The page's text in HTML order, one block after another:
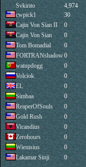
Svkirito
4,974
cwpick1
30
Cajin Von Sian II
0
Cajin Von Sian
0
Tom Bomadial
0
FORTRANshadow0
watupdogg
0
Volciok
0
EL
0
Simbaa
0
ReaperOfSouls
0
Gold Rush
0
Vicandius
0
Zerohours
0
Wienisius
0
Lakamar Sinji
0